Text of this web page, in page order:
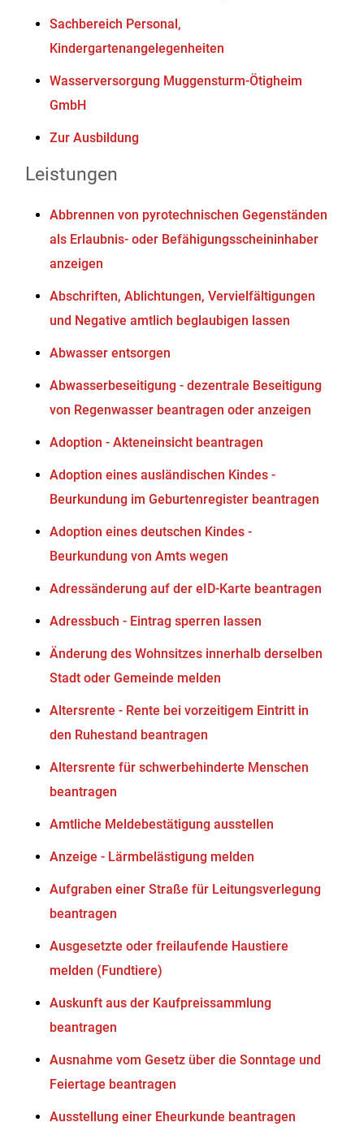
Sachbereich Personal,
Kindergartenangelegenheiten
Wasserversorgung Muggensturm-Ötigheim
GmbH
Zur Ausbildung
Leistungen
Abbrennen von pyrotechnischen Gegenständen
als Erlaubnis- oder Befähigungsscheininhaber
anzeigen
Abschriften, Ablichtungen, Vervielfältigungen
und Negative amtlich beglaubigen lassen
Abwasser entsorgen
Abwasserbeseitigung - dezentrale Beseitigung
von Regenwasser beantragen oder anzeigen
Adoption - Akteneinsicht beantragen
Adoption eines ausländischen Kindes -
Beurkundung im Geburtenregister beantragen
Adoption eines deutschen Kindes -
Beurkundung von Amts wegen
Adressänderung auf der eID-Karte beantragen
Adressbuch - Eintrag sperren lassen
Änderung des Wohnsitzes innerhalb derselben
Stadt oder Gemeinde melden
Altersrente - Rente bei vorzeitigem Eintritt in
den Ruhestand beantragen
Altersrente für schwerbehinderte Menschen
beantragen
Amtliche Meldebestätigung ausstellen
Anzeige - Lärmbelästigung melden
Aufgraben einer Straße für Leitungsverlegung
beantragen
Ausgesetzte oder freilaufende Haustiere
melden (Fundtiere)
Auskunft aus der Kaufpreissammlung
beantragen
Ausnahme vom Gesetz über die Sonntage und
Feiertage beantragen
Ausstellung einer Eheurkunde beantragen